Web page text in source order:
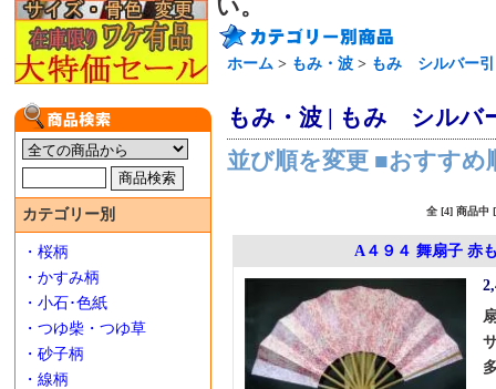
カテゴリー別
・桜柄
・かすみ柄
・小石･色紙
・つゆ柴・つゆ草
・砂子柄
・線柄
い。
ホーム > もみ・波 > もみ シルバー
もみ・波 | もみ シル
並び順を変更 ■おすすめ
全 [4] 商品中
A４９４ 舞扇子 赤